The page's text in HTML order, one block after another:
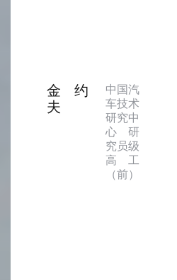
金约
夫
中国汽
车技术
研究中
心 研
究员级
高工
（前）